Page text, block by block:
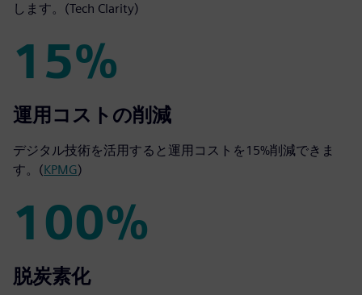
します。(Tech Clarity)
15%
15%
運用コストの削減
デジタル技術を活用すると運用コストを15%削減できま
す。(KPMG)
100%
100%
脱炭素化